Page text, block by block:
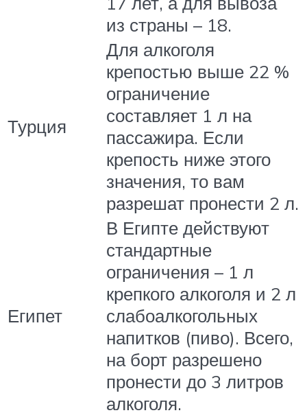
из страны – 18.
Турция
Для алкоголя
крепостью выше 22 %
ограничение
составляет 1 л на
пассажира. Если
крепость ниже этого
значения, то вам
разрешат пронести 2 л.
Египет
В Египте действуют
стандартные
ограничения – 1 л
крепкого алкоголя и 2 л
слабоалкогольных
напитков (пиво). Всего,
на борт разрешено
пронести до 3 литров
алкоголя.